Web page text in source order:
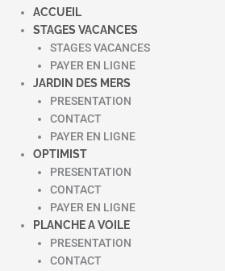
ACCUEIL
STAGES VACANCES
STAGES VACANCES
PAYER EN LIGNE
JARDIN DES MERS
PRESENTATION
CONTACT
PAYER EN LIGNE
OPTIMIST
PRESENTATION
CONTACT
PAYER EN LIGNE
PLANCHE A VOILE
PRESENTATION
CONTACT